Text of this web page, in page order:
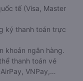
hàng tiện lợi và
tế (Visa, Master
ký thanh toán trực